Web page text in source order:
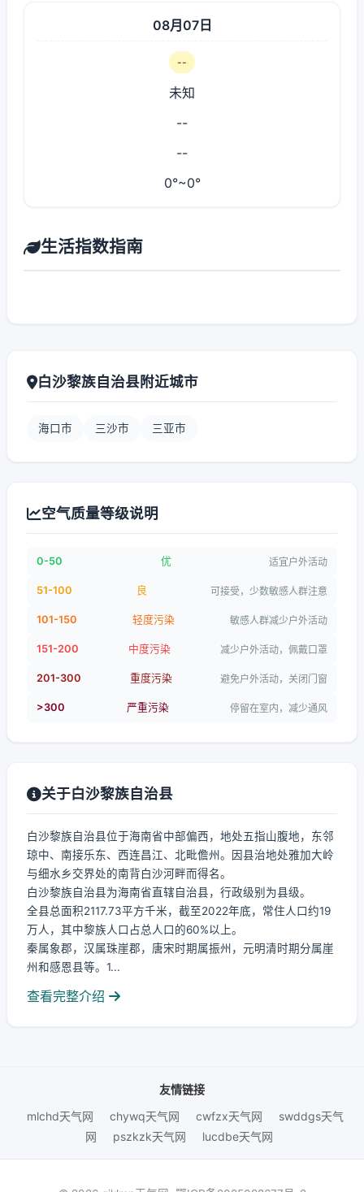
08月07日
--
未知
--
--
0°~0°
生活指数指南
白沙黎族自治县附近城市
海口市 三沙市 三亚市
空气质量等级说明
0-50 优 适宜户外活动
51-100 良 可接受，少数敏感人群注意
101-150 轻度污染 敏感人群减少户外活动
151-200 中度污染 减少户外活动，佩戴口罩
201-300 重度污染 避免户外活动，关闭门窗
>300 严重污染 停留在室内，减少通风
关于白沙黎族自治县
白沙黎族自治县位于海南省中部偏西，地处五指山腹地，东邻
琼中、南接乐东、西连昌江、北毗儋州。因县治地处雅加大岭
与细水乡交界处的南背白沙河畔而得名。
白沙黎族自治县为海南省直辖自治县，行政级别为县级。
全县总面积2117.73平方千米，截至2022年底，常住人口约19
万人，其中黎族人口占总人口的60%以上。
秦属象郡，汉属珠崖郡，唐宋时期属振州，元明清时期分属崖
州和感恩县等。1...
查看完整介绍
友情链接
mlchd天气网
chywq天气网 cwfzx天气网
swddgs天气
网
pszkzk天气网 lucdbe天气网